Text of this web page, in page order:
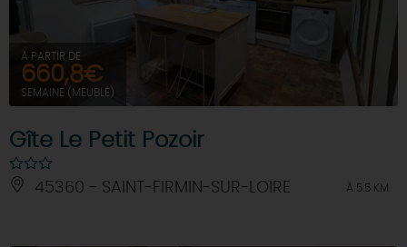
À PARTIR DE
660,8€
SEMAINE (MEUBLÉ)
Gîte Le Petit Pozoir
45360 - SAINT-FIRMIN-SUR-LOIRE À 5.5 KM